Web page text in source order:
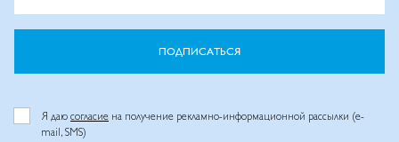
Я даю согласие на получение рекламно-информационной рассылки (e-
mail, SMS)
ПОДПИСАТЬСЯ